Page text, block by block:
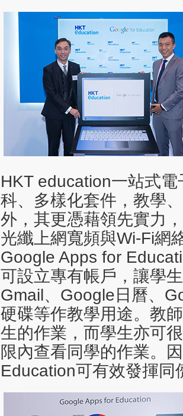
HKT education一站式
科、多樣化套件，教學
外，其更憑藉領先實力
光纖上網寬頻與Wi-Fi網
Google Apps for
可設立專有帳戶，讓學
Gmail、Google日曆、
硬碟等作教學用途。教
生的作業，而學生亦可
限內查看同學的作業。
Education可有效發揮同